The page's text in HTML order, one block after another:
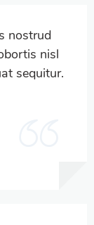
nostrud
nisl
sequitur.